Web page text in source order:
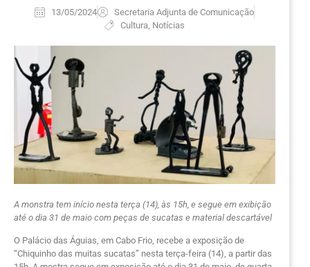
13/05/2024
Secretaria Adjunta de Comunicação
Cultura Notícias
A monstra tem início nesta terça (14), às 15h, e segue em exibição
até o dia 31 de maio com peças de sucatas e material descartável
O Palácio das Águias, em Cabo Frio, recebe a exposição de
“Chiquinho das muitas sucatas” nesta terça-feira (14), a partir das